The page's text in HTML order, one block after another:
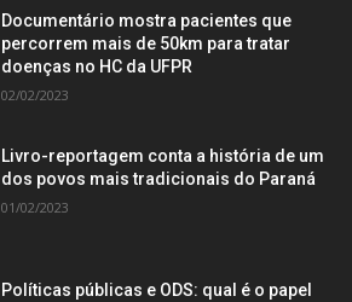
Documentário mostra pacientes que
percorrem mais de 50km para tratar
doenças no HC da UFPR
02/02/2023
Livro-reportagem conta a história de um
dos povos mais tradicionais do Paraná
01/02/2023
Políticas públicas e ODS: qual é o papel